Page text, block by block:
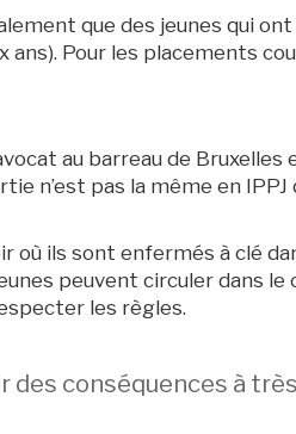
que des jeunes qui
ans). Pour les placements
au barreau de
n’est pas la même en
où ils sont enfermés à clé
peuvent circuler dans le
les règles.
des conséquences à